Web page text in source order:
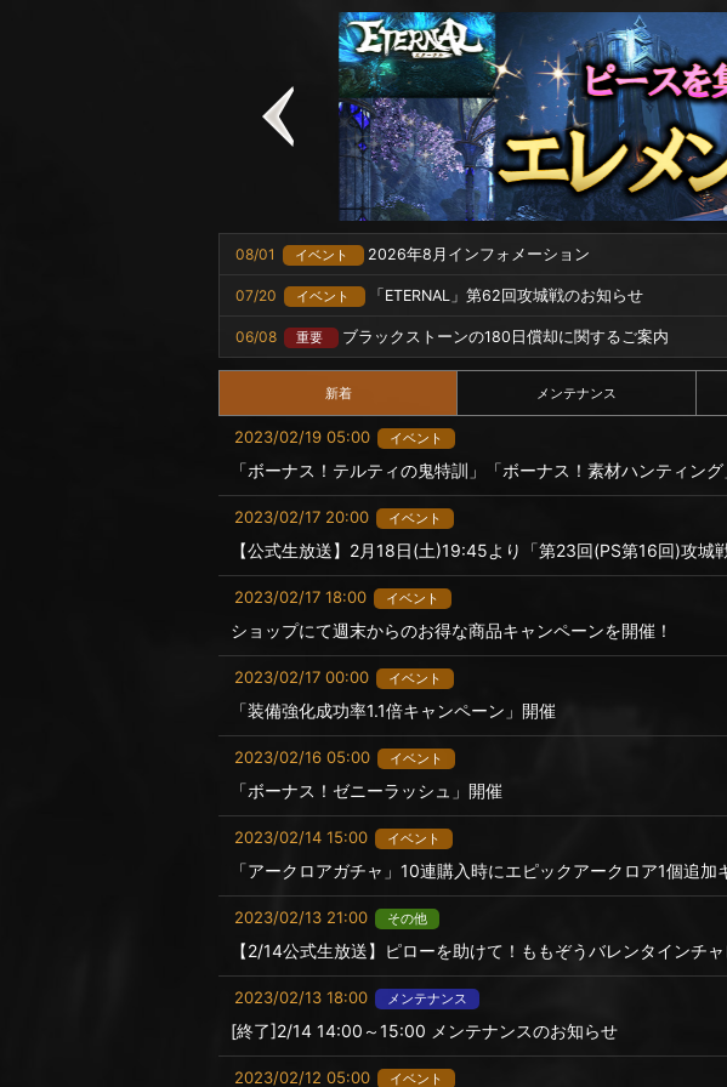
08/01 イベント 2026年8月インフォメーション
07/20 イベント 「ETERNAL」第62回攻城戦のお知らせ
06/08 重要 ブラックストーンの180日償却に関するご案内
新着 メンテナンス
2023/02/19 05:00 イベント
「ボーナス！テルティの鬼特訓」「ボーナス！素材ハンティン
2023/02/17 20:00 イベント
【公式生放送】2月18日(土)19:45より「第23回(PS第16回)攻城
2023/02/17 18:00 イベント
ショップにて週末からのお得な商品キャンペーンを開催！
2023/02/17 00:00 イベント
「装備強化成功率1.1倍キャンペーン」開催
2023/02/16 05:00 イベント
「ボーナス！ゼニーラッシュ」開催
2023/02/14 15:00 イベント
「アークロアガチャ」10連購入時にエピックアークロア1個追加
2023/02/13 21:00 その他
【2/14公式生放送】ピローを助けて！ももぞうバレンタインチャ
2023/02/13 18:00 メンテナンス
[終了]2/14 14:00～15:00 メンテナンスのお知らせ
2023/02/12 05:00 イベント